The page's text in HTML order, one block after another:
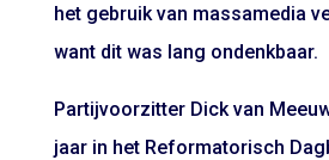
het gebruik van massamedia
want dit was lang ondenkbaar.
Partijvoorzitter Dick van
jaar in het Reformatorisch